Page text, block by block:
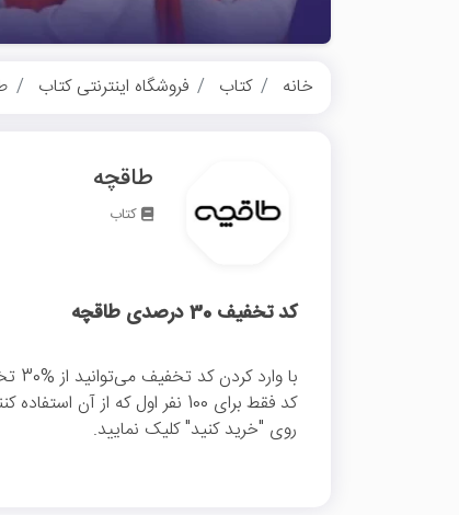
خانه کتاب فروشگاه اینترنتی کتاب
طاقچه
کتاب
کد تخفیف 30 درصدی طاقچه
با
کد فقط برای 100 نفر اول که از
روی "خرید کنید" کلیک نمایید.